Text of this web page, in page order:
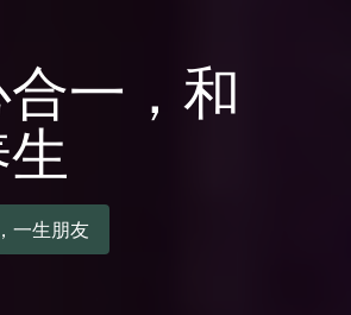
一，和
一生朋友